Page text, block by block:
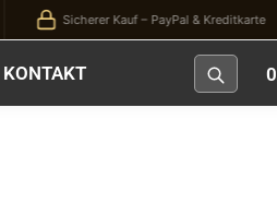
Sicherer Kauf – PayPal & Kreditkarte
KONTAKT